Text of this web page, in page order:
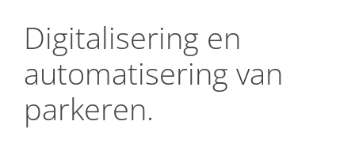
Digitalisering en
automatisering van
parkeren.